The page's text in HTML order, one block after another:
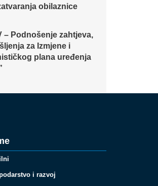
obilaznice​
– Podnošenje zahtjeva,
za Izmjene i
plana uređenja
i razvoj